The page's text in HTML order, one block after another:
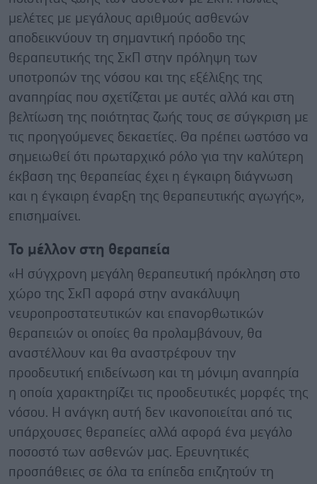
μελέτες με μεγάλους αριθμούς ασθενών
αποδεικνύουν τη σημαντική πρόοδο της
θεραπευτικής της ΣκΠ στην πρόληψη των
υποτροπών της νόσου και της εξέλιξης της
αναπηρίας που σχετίζεται με αυτές αλλά και στη
βελτίωση της ποιότητας ζωής τους σε σύγκριση με
τις προηγούμενες δεκαετίες. Θα πρέπει ωστόσο να
σημειωθεί ότι πρωταρχικό ρόλο για την καλύτερη
έκβαση της θεραπείας έχει η έγκαιρη διάγνωση
και η έγκαιρη έναρξη της θεραπευτικής αγωγής»,
επισημαίνει.
Το μέλλον στη θεραπεία
«Η σύγχρονη μεγάλη θεραπευτική πρόκληση στο
χώρο της ΣκΠ αφορά στην ανακάλυψη
νευροπροστατευτικών και επανορθωτικών
θεραπειών οι οποίες θα προλαμβάνουν, θα
αναστέλλουν και θα αναστρέφουν την
προοδευτική επιδείνωση και τη μόνιμη αναπηρία
η οποία χαρακτηρίζει τις προοδευτικές μορφές της
νόσου. Η ανάγκη αυτή δεν ικανοποιείται από τις
υπάρχουσες θεραπείες αλλά αφορά ένα μεγάλο
ποσοστό των ασθενών μας. Ερευνητικές
προσπάθειες σε όλα τα επίπεδα επιζητούν τη